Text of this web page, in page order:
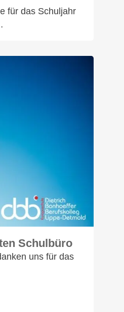
für das Schuljahr
Schulbüro
uns für das